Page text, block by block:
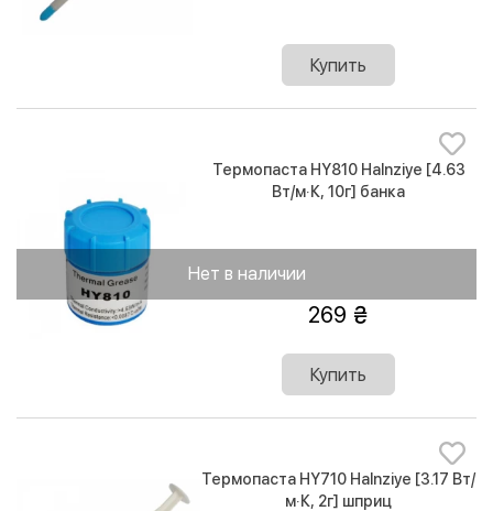
Купить
Нет в наличии
Термопаста HY810 Halnziye [4.63
Вт/м·К, 10г] банка
269
Купить
Термопаста HY710 Halnziye [3.17 Вт/
м·К, 2г] шприц